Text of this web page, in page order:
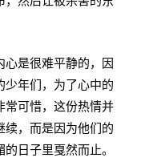
是很难平静的，因
少年们，为了心中的
常可惜，这份热情并
续，而是因为他们的
日子里戛然而止。